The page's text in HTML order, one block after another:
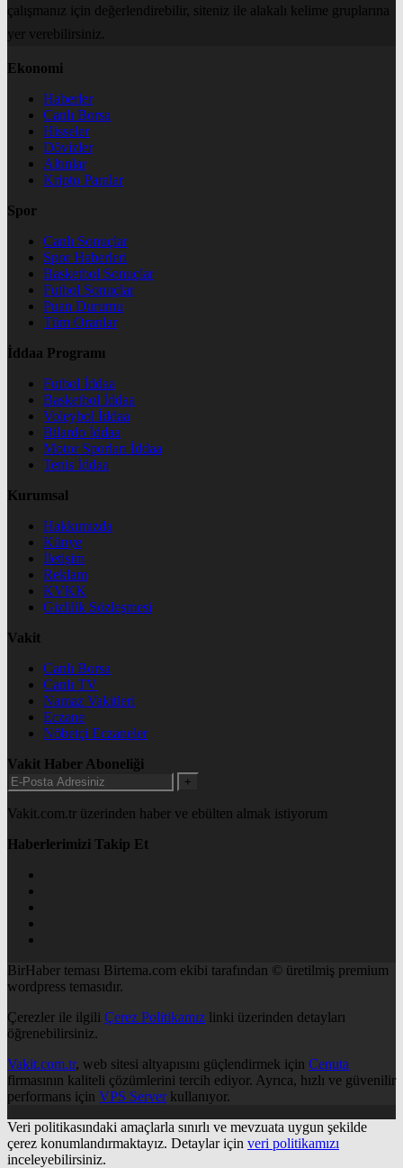
çalışmanız için değerlendirebilir, siteniz ile alakalı kelime gruplarına
yer verebilirsiniz.
Ekonomi
Haberler
Canlı Borsa
Hisseler
Dövizler
Altınlar
Kripto Paralar
Spor
Canlı Sonuçlar
Spor Haberleri
Basketbol Sonuçlar
Futbol Sonuçlar
Puan Durumu
Tüm Oranlar
İddaa Programı
Futbol İddaa
Basketbol İddaa
Voleybol İddaa
Bilardo İddaa
Motor Sporları İddaa
Tenis İddaa
Kurumsal
Hakkımızda
Künye
İletişim
Reklam
KVKK
Gizlilik Sözleşmesi
Vakit
Canlı Borsa
Canlı TV
Namaz Vakitleri
Eczane
Nöbetçi Eczaneler
Vakit Haber Aboneliği
+
Vakit.com.tr üzerinden haber ve ebülten almak istiyorum
Haberlerimizi Takip Et
BirHaber teması Birtema.com ekibi tarafından © üretilmiş premium
wordpress temasıdır.
Çerezler ile ilgili Çerez Politikamız linki üzerinden detayları
öğrenebilirsiniz.
Vakit.com.tr, web sitesi altyapısını güçlendirmek için Cenuta
firmasının kaliteli çözümlerini tercih ediyor. Ayrıca, hızlı ve güvenilir
performans için VPS Serverkullanıyor.
Veri politikasındaki amaçlarla sınırlı ve mevzuata uygun şekilde
çerez konumlandırmaktayız. Detaylar için veri politikamızı
inceleyebilirsiniz.